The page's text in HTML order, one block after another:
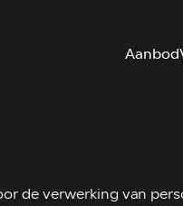
Aanbod
de verwerking van